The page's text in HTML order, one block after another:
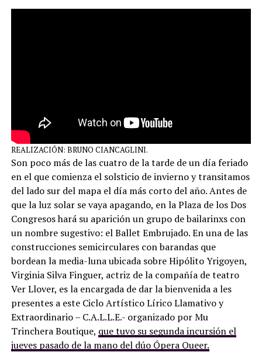
REALIZACIÓN: BRUNO CIANCAGLINI.
Son poco más de las cuatro de la tarde de un día feriado
en el que comienza el solsticio de invierno y transitamos
del lado sur del mapa el día más corto del año. Antes de
que la luz solar se vaya apagando, en la Plaza de los Dos
Congresos hará su aparición un grupo de bailarinxs con
un nombre sugestivo: el Ballet Embrujado. En una de las
construcciones semicirculares con barandas que
bordean la media-luna ubicada sobre Hipólito Yrigoyen,
Virginia Silva Finguer, actriz de la compañía de teatro
Ver Llover, es la encargada de dar la bienvenida a les
presentes a este Ciclo Artístico Lírico Llamativo y
Extraordinario – C.A.L.L.E.- organizado por Mu
Trinchera Boutique, que tuvo su segunda incursión el
jueves pasado de la mano del dúo Ópera Queer.